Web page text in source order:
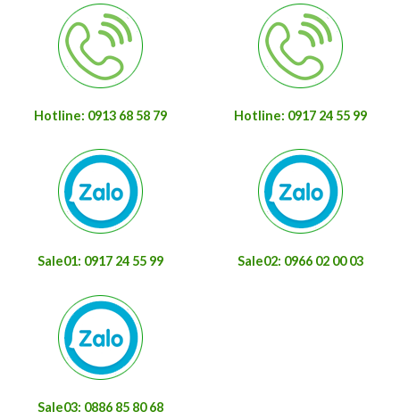
Hotline: 0913 68 58 79 Hotline: 0917 24 55 99
Sale01: 0917 24 55 99 Sale02: 0966 02 00 03
Sale03: 0886 85 80 68